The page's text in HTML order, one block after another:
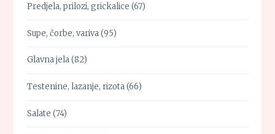
Predjela, prilozi, grickalice (67)
Supe, čorbe, variva(95)
Glavna jela(82)
Testenine, lazanje, rizota(66)
Salate (74)